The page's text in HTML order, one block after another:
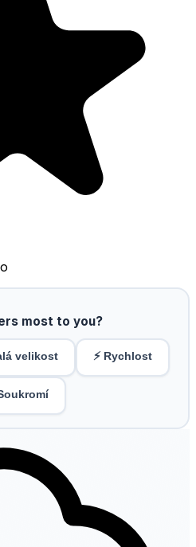
most to you?
velikost ⚡ Rychlost